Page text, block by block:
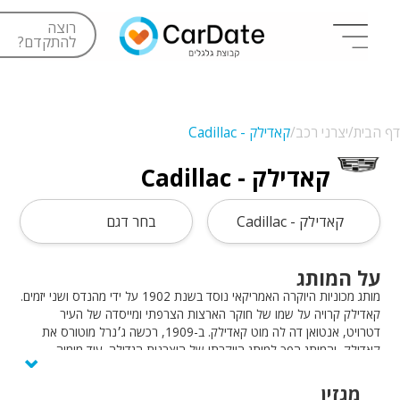
רוצה
להתקדם?
דף הבית/יצרני רכב/קאדילק - Cadillac
קאדילק - Cadillac
קאדילק - Cadillac בחר דגם
על המותג
מותג מכוניות היוקרה האמריקאי נוסד בשנת 1902 על ידי מהנדס ושני יזמים.
קאדילק קרויה על שמו של חוקר הארצות הצרפתי ומייסדה של העיר
דטרויט, אנטואן דה לה מוט קאדילק. ב-1909, רכשה ג׳נרל מוטורס את
קאדילק, והמותג הפך למותג היוקרתי של היצרנית הגדולה. עוד מימיה
ביצועים וחווית נהיגה איכותית ויוצאת דופן, וכמובן עיצוב אלגנטי ואומנותי עם
⌄
מגזין